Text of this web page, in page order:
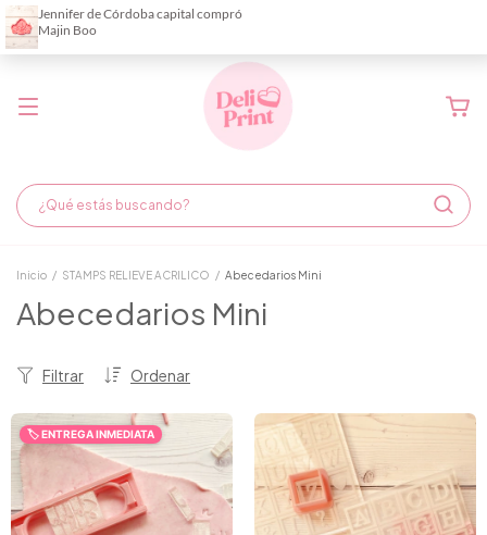
Demora de fabricación hasta 6 días hábiles
Inicio / STAMPS RELIEVE ACRILICO / Abecedarios Mini
Abecedarios Mini
Ordenar
Filtrar
🏷️ ENTREGA INMEDIATA